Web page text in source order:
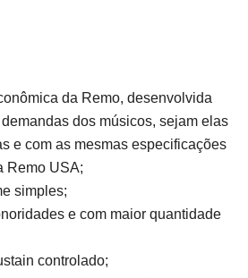
da Remo, desenvolvida
dos músicos, sejam elas
e com as mesmas especificações
Remo USA;
simples;
e com maior quantidade
controlado;